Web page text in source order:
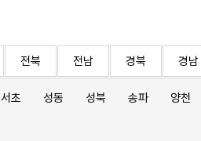
전북 전남 경북 경남
서초 성동 성북 송파 양천